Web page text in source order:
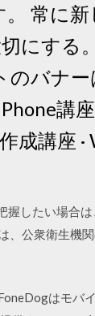
常に新
にする
バナ
講座
成講座 ·
したい場合
、公衆衛生機
はモバ